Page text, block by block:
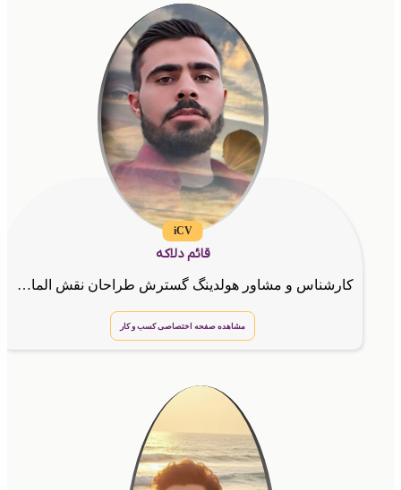
iCV
قائم دلاکه
کارشناس و مشاور هولدینگ گسترش طراحان نقش الماس,مشاور کسب و کار و کارآفرین آینوتی,طراح حرفه ای سایت
مشاهده صفحه اختصاصی کسب و کار